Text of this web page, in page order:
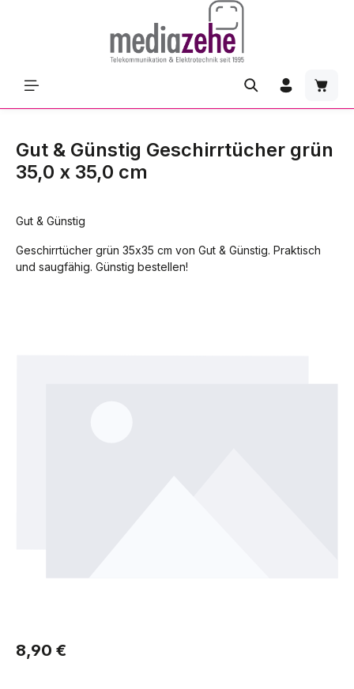
Gut & Günstig Geschirrtücher grün
35,0 x 35,0 cm
Gut & Günstig
Geschirrtücher grün 35x35 cm von Gut & Günstig. Praktisch
und saugfähig. Günstig bestellen!
Regulärer Preis:
8,90 €